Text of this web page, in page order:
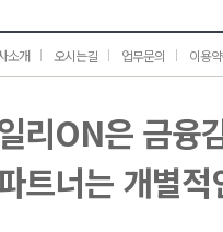
소개 오시는길 업무문의 이용
리ON은 금융
트너는 개별